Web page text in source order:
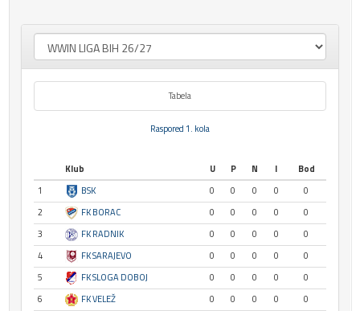
Tabela
Raspored 1. kola
Klub U P N I
Bod
1
BSK 0 0 0 0
0
2
FK BORAC 0 0 0 0
0
3
FK RADNIK 0 0 0 0
0
4
FK SARAJEVO 0 0 0 0
0
5
FK SLOGA DOBOJ 0 0 0 0
0
6
FK VELEŽ 0 0 0 0
0